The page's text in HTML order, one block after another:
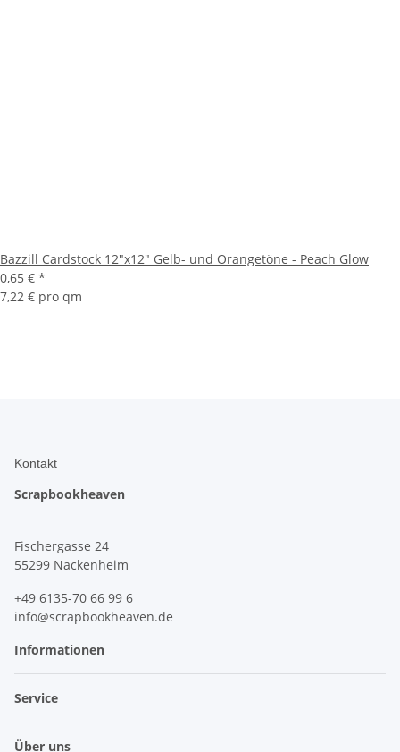
Bazzill Cardstock 12"x12" Gelb- und Orangetöne - Peach Glow
0,65 € *
7,22 € pro qm
Kontakt
Scrapbookheaven
Fischergasse 24
55299 Nackenheim
+49 6135-70 66 99 6
info@scrapbookheaven.de
Informationen
Service
Über uns